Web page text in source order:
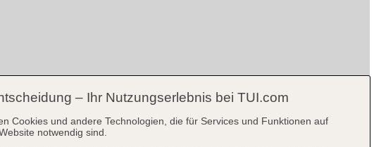
– Ihr Nutzungserlebnis bei TUI.com
Cookies und andere Technologien, die für Services und Funktionen auf
notwendig sind.